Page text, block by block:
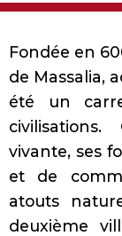
Fondée en
de Massalia,
été un
vivante, ses
et de
atouts
deuxième